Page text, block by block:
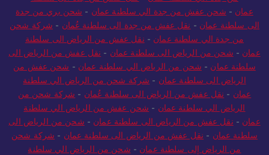
عمان - شحن عفش من جدة الي سلطنة عمان - شحن بري من جدة
الى سلطنة عمان - نقل عفش من جدة الى سلطنة عُمان - شركة شحن
من جدة الي سلطنة عمان - نقل عفش من الرياض الى سلطنة
عمان - شحن من الرياض الى سلطنة عمان - نقل عفش من الرياض الى
سلطنة عمان - شحن من الرياض الي سلطنة عمان - شحن عفش من
الرياض الى سلطنة عمان - شركة شحن من الرياض الي سلطنة
عمان - نقل عفش من الرياض الى سلطنة عُمان - شركة شحن من
الرياض الي سلطنة عمان - شحن عفش من الرياض الي سلطنة
عمان - نقل عفش من الرياض الى سلطنة عمان - شحن من الرياض الى
سلطنة عمان - نقل عفش من الرياض الى سلطنة عمان - شركة شحن
من الرياض إلى سلطنة عمان - شحن من الرياض الي سلطنة